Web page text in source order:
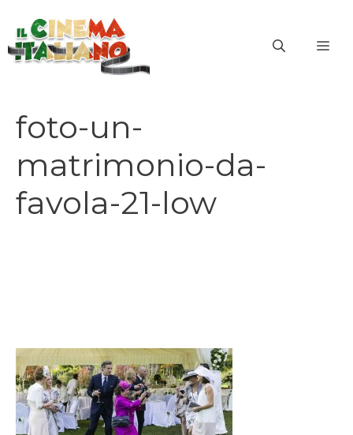
contenuto
foto-un-
matrimonio-da-
favola-21-low